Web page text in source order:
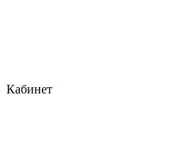
Кабинет